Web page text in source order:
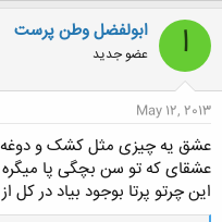
ن
ا
ا ابولفضل وطن پرست
عضو جدید
May 12, 2013
عشق یه چیزی مثل کشک و دوغه
عشقای که تو سن بچگی پا میگره
این چرتو پرتا بوجود بیاد در